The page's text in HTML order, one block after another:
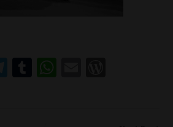
Telegram
Tumblr
WhatsApp